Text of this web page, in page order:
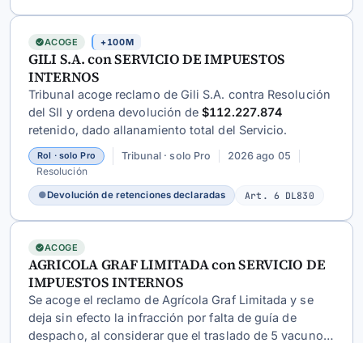
ACOGE +100M
GILI S.A. con SERVICIO DE IMPUESTOS
INTERNOS
Tribunal acoge reclamo de Gili S.A. contra Resolución
del SII y ordena devolución de$112.227.874
retenido, dado allanamiento total del Servicio.
Rol · solo Pro Tribunal · solo Pro
2026 ago 05
Resolución
●Devolución de retenciones declaradas Art. 6 DL830
ACOGE
AGRICOLA GRAF LIMITADA con SERVICIO DE
IMPUESTOS INTERNOS
Se acoge el reclamo de Agrícola Graf Limitada y se
deja sin efecto la infracción por falta de guía de
despacho, al considerar que el traslado de 5 vacunos